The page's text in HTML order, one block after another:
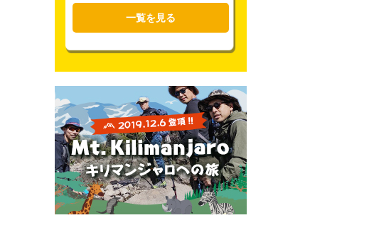
で回収
2026年07月17日
軒家3階・ロフト
の片付けを1時間
半で対応
一覧を見る